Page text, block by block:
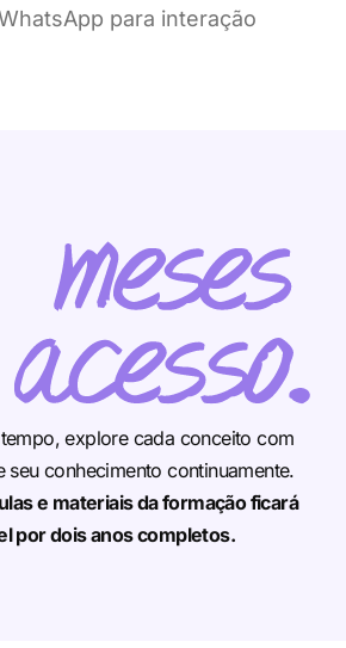
para interação
explore cada conceito com
seu conhecimento continuamente.
e materiais da formação ficará
por dois anos completos.